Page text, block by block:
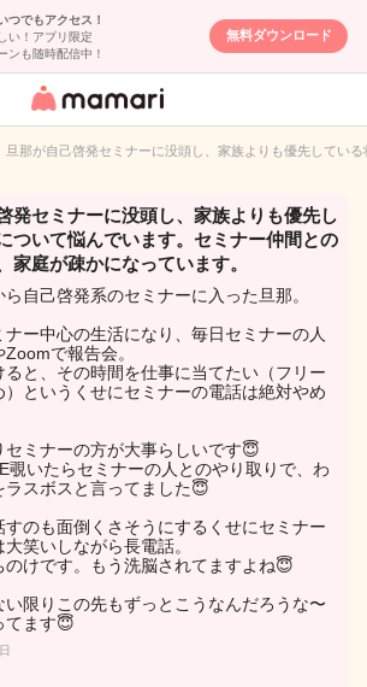
つでもアクセス！
い！アプリ限定
ンも随時配信中！
無料ダウンロード
女性専用匿名QA
イト
旦那が自己啓発セミナーに没頭し、家族よりも優先してい
発セミナーに没頭し、家族よりも優先し
ついて悩んでいます。セミナー仲間との
家庭が疎かになっています。
自己啓発系のセミナーに入った旦那。
ナー中心の生活になり、毎日セミナーの人
で報告会。
ると、その時間を仕事に当てたい（フリー
）というくせにセミナーの電話は絶対やめ
セミナーの方が大事らしいです😇
覗いたらセミナーの人とのやり取りで、わ
ラスボスと言ってました😇
すのも面倒くさそうにするくせにセミナー
笑いしながら長電話。
のけです。もう洗脳されてますよね😇
い限りこの先もずっとこうなんだろうな〜
てます😇